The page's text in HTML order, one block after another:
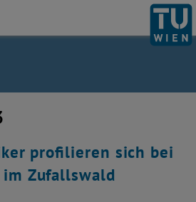
auflisten
profilieren sich bei
im Zufallswald